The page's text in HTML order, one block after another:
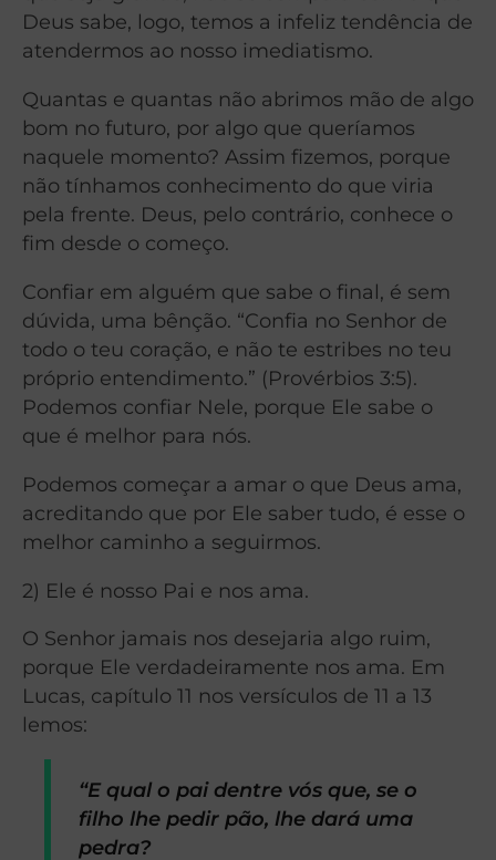
Deus sabe, logo, temos a infeliz tendência de
atendermos ao nosso imediatismo.
Quantas e quantas não abrimos mão de algo
bom no futuro, por algo que queríamos
naquele momento? Assim fizemos, porque
não tínhamos conhecimento do que viria
pela frente. Deus, pelo contrário, conhece o
fim desde o começo.
Confiar em alguém que sabe o final, é sem
dúvida, uma bênção. “Confia no Senhor de
todo o teu coração, e não te estribes no teu
próprio entendimento.” (Provérbios 3:5).
Podemos confiar Nele, porque Ele sabe o
que é melhor para nós.
Podemos começar a amar o que Deus ama,
acreditando que por Ele saber tudo, é esse o
melhor caminho a seguirmos.
2) Ele é nosso Pai e nos ama.
O Senhor jamais nos desejaria algo ruim,
porque Ele verdadeiramente nos ama. Em
Lucas, capítulo 11 nos versículos de 11 a 13
lemos:
“E qual o pai dentre vós que, se o
filho lhe pedir pão, lhe dará uma
pedra?